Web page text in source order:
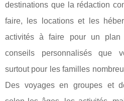
destinations que la rédaction
faire, les locations et les
activités à faire pour un plan
conseils personnalisés que
surtout pour les familles
Des voyages en groupes et